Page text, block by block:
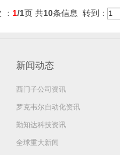
1/1页 共10条信息 转到：
新闻动态
西门子公司资讯
罗克韦尔自动化资讯
勤知达科技资讯
全球重大新闻